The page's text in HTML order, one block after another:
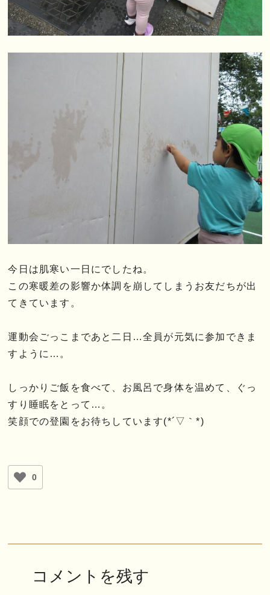
今日は肌寒い一日にでしたね。
この寒暖差の影響か体調を崩してしまうお友だちが出
てきています。
運動会ごっこまであと二日…全員が元気に参加できま
すように…。
しっかりご飯を食べて、お風呂で身体を温めて、ぐっ
すり睡眠をとって…。
笑顔での登園をお待ちしています(*´▽｀*)
0
コメントを残す